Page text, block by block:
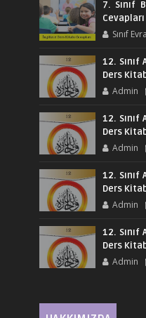
7. Sınıf
Cevapları
Sınıf
12. Sınıf
Ders
Admin
12. Sınıf
Ders
Admin
12. Sınıf
Ders
Admin
12. Sınıf
Ders
Admin